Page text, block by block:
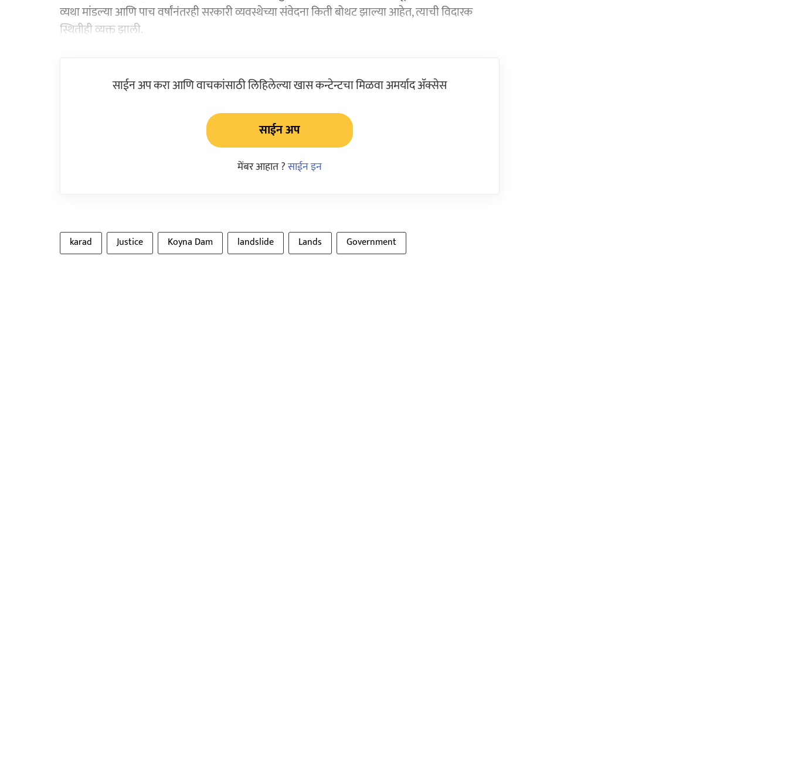
व्‍यथा मांडल्‍या आणि पाच वर्षांनंतरही सरकारी व्यवस्थेच्‍या संवेदना किती बोथट झाल्या आहेत, त्याची विदारक
स्थितीही व्यक्त झाली.
साईन अप करा आणि वाचकांसाठी लिहिलेल्या खास कन्टेन्टचा मिळवा अमर्याद ॲक्सेस
साईन अप
मेंबर आहात ?साईन इन
karad Justice Koyna Dam landslide Lands Government